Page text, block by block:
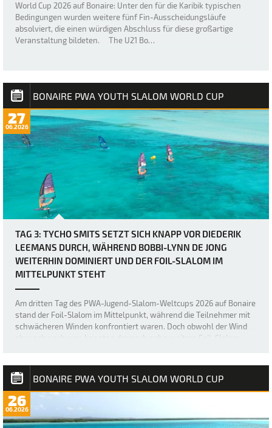
World Cup 2026 auf Bonaire: Unter den für die Karibik typischen
Bedingungen wurden weitere fünf Fin-Ausscheidungsläufe
absolviert, die einen würdigen Abschluss für diese großartige
Veranstaltung bildeten. The U21 Bo…
BONAIRE PWA YOUTH SLALOM WORLD CUP
27
06.2026
TAG 3: TYCHO SMITS SETZT SICH KNAPP VOR DIEDERIK
LEEMANS DURCH, WÄHREND BOBBI-LYNN DE JONG
WEITERHIN DOMINIERT UND DER FOIL-SLALOM IM
MITTELPUNKT STEHT
Am dritten Tag des PWA-Jugend-Slalom-Weltcups 2026 auf Bonaire
stand der Foil-Slalom im Mittelpunkt, während die Teilnehmer mit
schwächeren Winden konfrontiert waren. Doch obwohl der Wind
eher schwach war, konnten dennoch zehn weitere Foil-Slalom-
BONAIRE PWA YOUTH SLALOM WORLD CUP
26
06.2026